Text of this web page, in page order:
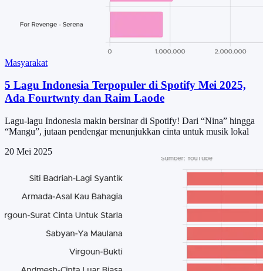
Masyarakat
5 Lagu Indonesia Terpopuler di Spotify Mei 2025,
Ada Fourtwnty dan Raim Laode
Lagu-lagu Indonesia makin bersinar di Spotify! Dari “Nina” hingga
“Mangu”, jutaan pendengar menunjukkan cinta untuk musik lokal
20 Mei 2025